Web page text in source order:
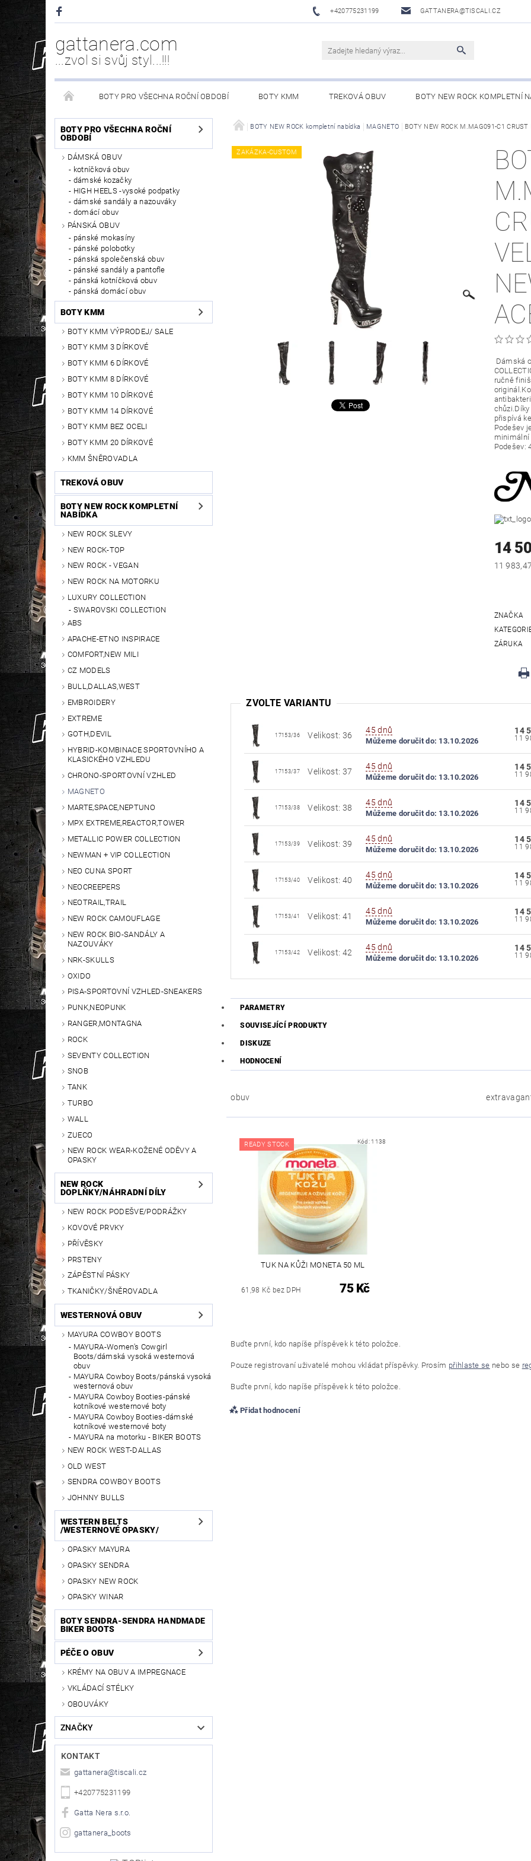
+420775231199 GATTANERA@TISCALI.CZ
gattanera.com
...zvol si svůj styl...!!!
BOTY PRO VŠECHNA ROČNÍ OBDOBÍ BOTY KMM TREKOVÁ OBUV BOTY NEW ROCK KOMPLETNÍ
NEW ROCK DOPLŇKY/NÁHRADNÍ DÍLY WESTERNOVÁ OBUV WESTERN BELTS /WESTERNOVÉ OPASKY/
PÉČE O OBUV
BOTY PRO VŠECHNA ROČNÍ
OBDOBÍ
DÁMSKÁ OBUV
kotníčková obuv
dámské kozačky
HIGH HEELS -vysoké podpatky
dámské sandály a nazouváky
domácí obuv
PÁNSKÁ OBUV
pánské mokasíny
pánské polobotky
pánská společenská obuv
pánské sandály a pantofle
pánská kotníčková obuv
pánská domácí obuv
BOTY KMM
BOTY KMM VÝPRODEJ/ SALE
BOTY KMM 3 DÍRKOVÉ
BOTY KMM 6 DÍRKOVÉ
BOTY KMM 8 DÍRKOVÉ
BOTY KMM 10 DÍRKOVÉ
BOTY KMM 14 DÍRKOVÉ
BOTY KMM BEZ OCELI
BOTY KMM 20 DÍRKOVÉ
KMM ŠNĚROVADLA
TREKOVÁ OBUV
BOTY NEW ROCK KOMPLETNÍ
NABÍDKA
NEW ROCK SLEVY
NEW ROCK-TOP
NEW ROCK - VEGAN
NEW ROCK NA MOTORKU
LUXURY COLLECTION
SWAROVSKI COLLECTION
ABS
APACHE-ETNO INSPIRACE
COMFORT,NEW MILI
CZ MODELS
BULL,DALLAS,WEST
EMBROIDERY
EXTREME
GOTH,DEVIL
HYBRID-KOMBINACE SPORTOVNÍHO A
KLASICKÉHO VZHLEDU
CHRONO-SPORTOVNÍ VZHLED
MAGNETO
MARTE,SPACE,NEPTUNO
MPX EXTREME,REACTOR,TOWER
METALLIC POWER COLLECTION
NEWMAN + VIP COLLECTION
NEO CUNA SPORT
NEOCREEPERS
NEOTRAIL,TRAIL
NEW ROCK CAMOUFLAGE
NEW ROCK BIO-SANDÁLY A
NAZOUVÁKY
NRK-SKULLS
OXIDO
PISA-SPORTOVNÍ VZHLED-SNEAKERS
PUNK,NEOPUNK
RANGER,MONTAGNA
ROCK
SEVENTY COLLECTION
SNOB
TANK
TURBO
WALL
ZUECO
NEW ROCK WEAR-KOŽENÉ ODĚVY A
OPASKY
NEW ROCK
DOPLŇKY/NÁHRADNÍ DÍLY
NEW ROCK PODEŠVE/PODRÁŽKY
KOVOVÉ PRVKY
PŘÍVĚSKY
PRSTENY
ZÁPĚSTNÍ PÁSKY
TKANIČKY/ŠNĚROVADLA
WESTERNOVÁ OBUV
MAYURA COWBOY BOOTS
MAYURA-Women's Cowgirl
Boots/dámská vysoká westernová
obuv
MAYURA Cowboy Boots/pánská vysoká
westernová obuv
MAYURA Cowboy Booties-pánské
kotníkové westernové boty
MAYURA Cowboy Booties-dámské
kotníkové westernové boty
MAYURA na motorku - BIKER BOOTS
NEW ROCK WEST-DALLAS
OLD WEST
SENDRA COWBOY BOOTS
JOHNNY BULLS
WESTERN BELTS
/WESTERNOVÉ OPASKY/
OPASKY MAYURA
OPASKY SENDRA
OPASKY NEW ROCK
OPASKY WINAR
BOTY SENDRA-SENDRA HANDMADE
BIKER BOOTS
PÉČE O OBUV
KRÉMY NA OBUV A IMPREGNACE
VKLÁDACÍ STÉLKY
OBOUVÁKY
ZNAČKY
KONTAKT
gattanera@tiscali.cz
+420775231199
Gatta Nera s.r.o.
gattanera_boots
BOTY NEW ROCK kompletní nabídka MAGNETO BOTY NEW ROCK M.MAG091-C1 CRUST
ZAKÁZKA-CUSTOM
Dámská
ručně
přispívá
Podešev
minimální
Podešev:
14
ZNAČKA
ZÁRUKA
ZVOLTE VARIANTU
17153/36 Velikost: 36
45 dnů
Můžeme doručit do: 13.10.2026
14
17153/37 Velikost: 37
45 dnů
Můžeme doručit do: 13.10.2026
14
17153/38 Velikost: 38
45 dnů
Můžeme doručit do: 13.10.2026
14
17153/39 Velikost: 39
45 dnů
Můžeme doručit do: 13.10.2026
14
17153/40 Velikost: 40
45 dnů
Můžeme doručit do: 13.10.2026
14
17153/41 Velikost: 41
45 dnů
Můžeme doručit do: 13.10.2026
14
17153/42 Velikost: 42
45 dnů
Můžeme doručit do: 13.10.2026
14
PARAMETRY
SOUVISEJÍCÍ PRODUKTY
DISKUZE
HODNOCENÍ
obuv
READY STOCK Kód: 1138
TUK NA KŮŽI MONETA 50 ML
61,98 Kč bez DPH 75 Kč
Buďte první, kdo napíše příspěvek k této položce.
Pouze registrovaní uživatelé mohou vkládat příspěvky. Prosím přihlaste se nebo se
Buďte první, kdo napíše příspěvek k této položce.
Přidat hodnocení